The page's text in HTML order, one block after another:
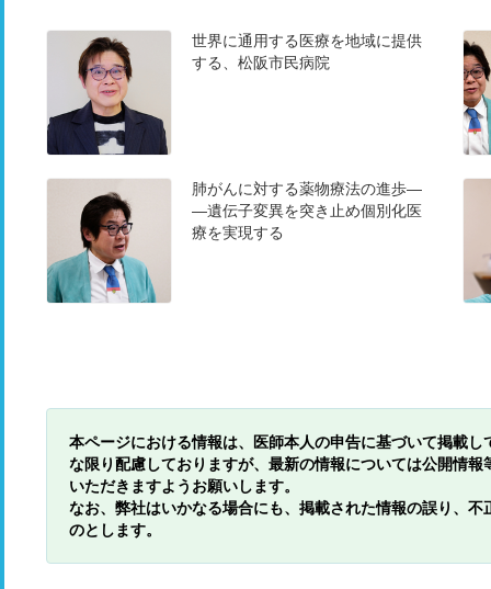
世界に通用する医療を地域に提供
する、松阪市民病院
肺がんに対する薬物療法の進歩―
―遺伝子変異を突き止め個別化医
療を実現する
本ページにおける情報は、医師本人の申告に基づいて掲載
な限り配慮しておりますが、最新の情報については公開情
いただきますようお願いします。
なお、弊社はいかなる場合にも、掲載された情報の誤り、
のとします。